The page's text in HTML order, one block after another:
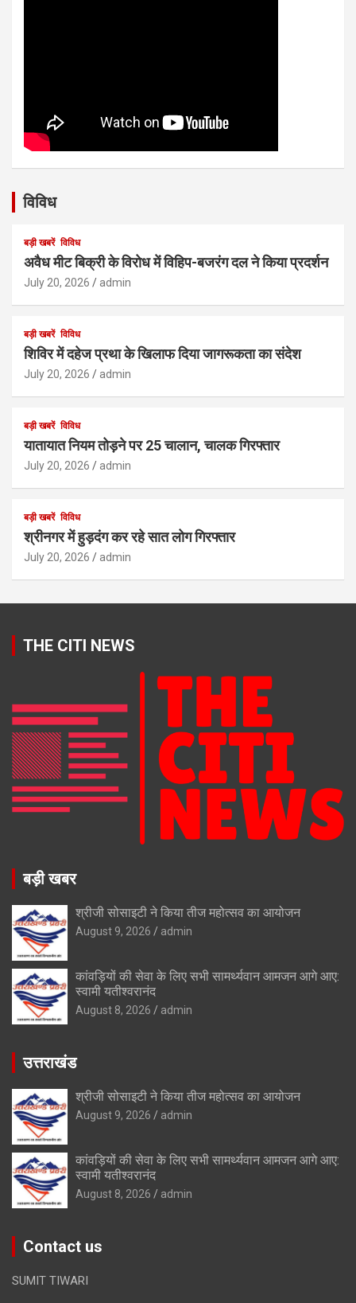
विविध
बड़ी खबरें विविध
अवैध मीट बिक्री के विरोध में विहिप-बजरंग दल ने किया प्रदर्शन
July 20, 2026 admin
बड़ी खबरें विविध
शिविर में दहेज प्रथा के खिलाफ दिया जागरूकता का संदेश
July 20, 2026 admin
बड़ी खबरें विविध
यातायात नियम तोड़ने पर 25 चालान, चालक गिरफ्तार
July 20, 2026 admin
बड़ी खबरें विविध
श्रीनगर में हुड़दंग कर रहे सात लोग गिरफ्तार
July 20, 2026 admin
THE CITI NEWS
बड़ी खबर
श्रीजी सोसाइटी ने किया तीज महोत्सव का आयोजन
August 9, 2026 admin
कांवड़ियों की सेवा के लिए सभी सामर्थ्यवान आमजन आगे आए:
स्वामी यतीश्वरानंद
August 8, 2026 admin
उत्तराखंड
श्रीजी सोसाइटी ने किया तीज महोत्सव का आयोजन
August 9, 2026 admin
कांवड़ियों की सेवा के लिए सभी सामर्थ्यवान आमजन आगे आए:
स्वामी यतीश्वरानंद
August 8, 2026 admin
Contact us
SUMIT TIWARI